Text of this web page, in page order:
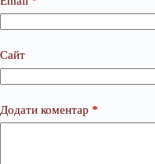
Сайт
Додати коментар *